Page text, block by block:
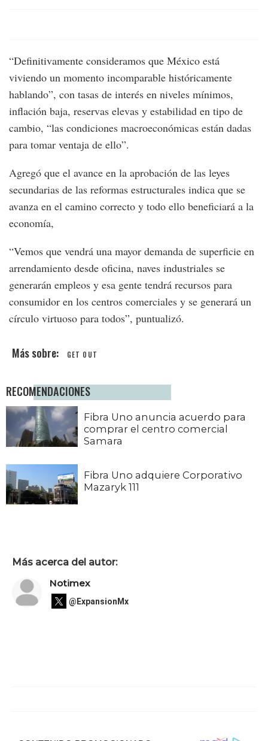
“Definitivamente consideramos que México está
viviendo un momento incomparable históricamente
hablando”, con tasas de interés en niveles mínimos,
inflación baja, reservas elevas y estabilidad en tipo de
cambio, “las condiciones macroeconómicas están dadas
para tomar ventaja de ello”.
Agregó que el avance en la aprobación de las leyes
secundarias de las reformas estructurales indica que se
avanza en el camino correcto y todo ello beneficiará a la
economía,
“Vemos que vendrá una mayor demanda de superficie en
arrendamiento desde oficina, naves industriales se
generarán empleos y esa gente tendrá recursos para
consumidor en los centros comerciales y se generará un
círculo virtuoso para todos”, puntualizó.
GET OUT
RECOMENDACIONES
Fibra Uno anuncia acuerdo para
comprar el centro comercial
Samara
Fibra Uno adquiere Corporativo
Mazaryk 111
Más acerca del autor:
Notimex
@ExpansionMx